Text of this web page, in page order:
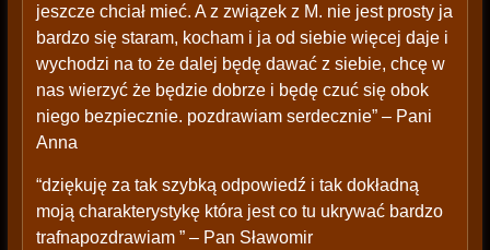
jeszcze chciał mieć. A z związek z M. nie jest prosty ja
bardzo się staram, kocham i ja od siebie więcej daje i
wychodzi na to że dalej będę dawać z siebie, chcę w
nas wierzyć że będzie dobrze i będę czuć się obok
niego bezpiecznie. pozdrawiam serdecznie” – Pani
Anna
“dziękuję za tak szybką odpowiedź i tak dokładną
moją charakterystykę która jest co tu ukrywać bardzo
trafnapozdrawiam ” – Pan Sławomir